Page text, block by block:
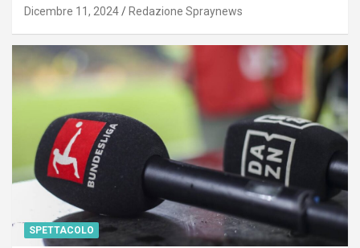
Dicembre 11, 2024 Redazione Spraynews
SPETTACOLO